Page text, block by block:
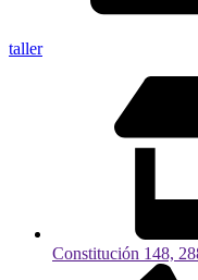
taller
Constitución 148,